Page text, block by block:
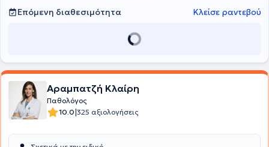
Επόμενη διαθεσιμότητα Κλείσε ραντεβού
Αραμπατζή Κλαίρη
Παθολόγος
10.0|325 αξιολογήσεις